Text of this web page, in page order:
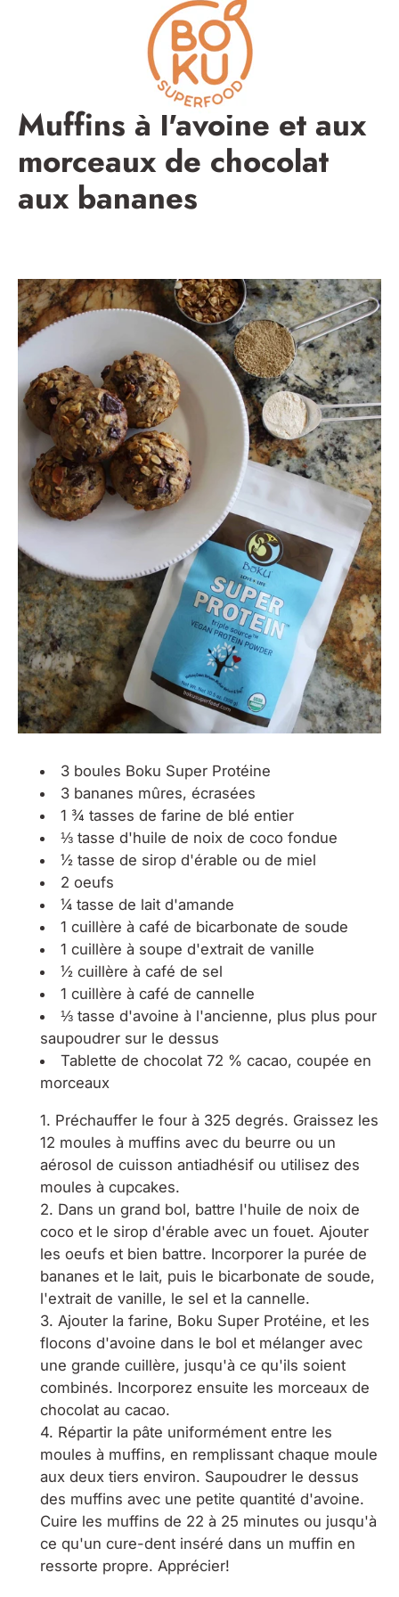
Muffins à l'avoine et aux
morceaux de chocolat
aux bananes
3 boules Boku Super Protéine
3 bananes mûres, écrasées
1 ¾ tasses de farine de blé entier
⅓ tasse d'huile de noix de coco fondue
½ tasse de sirop d'érable ou de miel
2 oeufs
¼ tasse de lait d'amande
1 cuillère à café de bicarbonate de soude
1 cuillère à soupe d'extrait de vanille
½ cuillère à café de sel
1 cuillère à café de cannelle
⅓ tasse d'avoine à l'ancienne, plus plus pour
saupoudrer sur le dessus
Tablette de chocolat 72 % cacao, coupée en
morceaux
Préchauffer le four à 325 degrés. Graissez les
12 moules à muffins avec du beurre ou un
aérosol de cuisson antiadhésif ou utilisez des
moules à cupcakes.
Dans un grand bol, battre l'huile de noix de
coco et le sirop d'érable avec un fouet. Ajouter
les oeufs et bien battre. Incorporer la purée de
bananes et le lait, puis le bicarbonate de soude,
l'extrait de vanille, le sel et la cannelle.
Ajouter la farine, Boku Super Protéine, et les
flocons d'avoine dans le bol et mélanger avec
une grande cuillère, jusqu'à ce qu'ils soient
combinés. Incorporez ensuite les morceaux de
chocolat au cacao.
Répartir la pâte uniformément entre les
moules à muffins, en remplissant chaque moule
aux deux tiers environ. Saupoudrer le dessus
des muffins avec une petite quantité d'avoine.
Cuire les muffins de 22 à 25 minutes ou jusqu'à
ce qu'un cure-dent inséré dans un muffin en
ressorte propre. Apprécier!